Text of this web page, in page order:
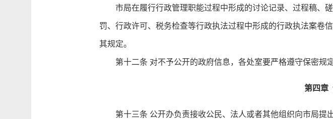
市局在履行行政管理职能过程中形成的讨论记录、过程稿、
罚、行政许可、税务检查等行政执法过程中形成的行政执法案卷
其规定。
第十二条 对不予公开的政府信息，各处室要严格遵守保密规
第四章
第十三条 公开办负责接收公民、法人或者其他组织向市局提出